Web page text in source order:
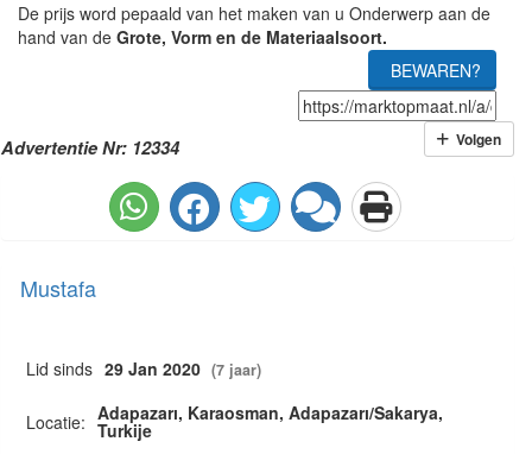
De prijs word pepaald van het maken van u Onderwerp aan de
hand van de Grote, Vorm en de Materiaalsoort.
BEWAREN?
Advertentie Nr: 12334 Volgen
Mustafa
Lid sinds 29 Jan 2020 (7 jaar)
Locatie: Adapazarı, Karaosman, Adapazarı/Sakarya,
Turkije